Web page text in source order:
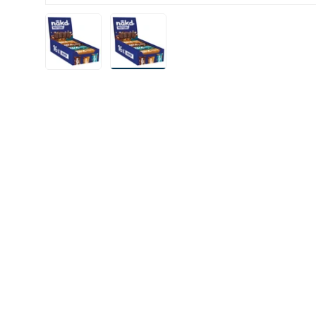
Laad afbeelding 1 in gallerij-weergave
Laad afbeelding 2 in gallerij-weergave